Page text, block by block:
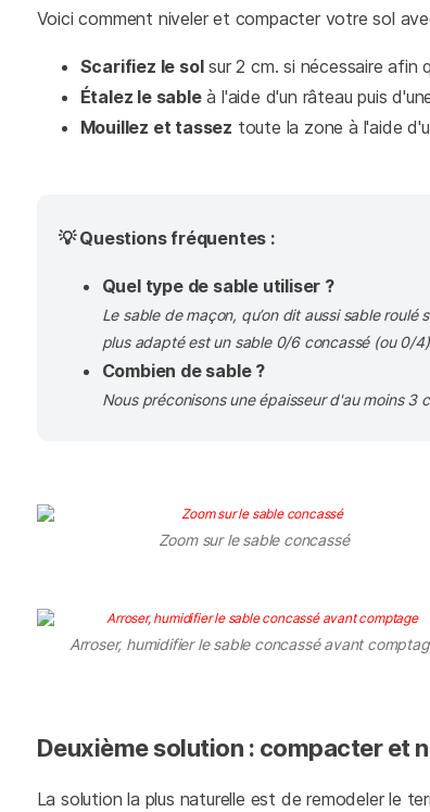
Voici comment niveler et compacter votre sol
Scarifiez le solsur 2 cm. si nécessaire afin
Étalez le sableà l'aide d'un râteau puis
Mouillez et tassez toute la zone à l'aide
💡 Questions fréquentes :
Quel type de sable utiliser ?
Le sable de maçon, qu’on dit aussisable roulé
plus adapté est un sable 0/6 concassé (ou 0/
Combien de sable ?
Nous préconisons une épaisseur d'au moins
Zoom sur le sable concassé
Arroser, humidifier le sable concassé avant
Deuxième solution : compacter et
La solution la plus naturelle est de remodeler le